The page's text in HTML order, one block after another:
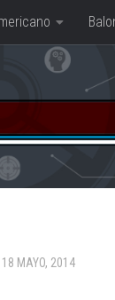
18 MAYO, 2014